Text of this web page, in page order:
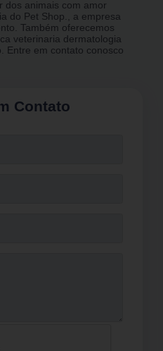
dos animais com amor
do Pet Shop., a empresa
Também oferecemos
veterinaria dermatologia
Entre em contato conosco
Contato